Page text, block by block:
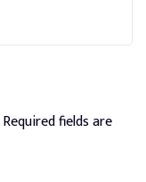
Required fields are